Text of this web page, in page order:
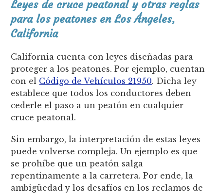
Leyes de cruce peatonal y otras reglas
para los peatones en Los Ángeles,
California
California cuenta con leyes diseñadas para
proteger a los peatones. Por ejemplo, cuentan
con el Código de Vehículos 21950. Dicha ley
establece que todos los conductores deben
cederle el paso a un peatón en cualquier
cruce peatonal.
Sin embargo, la interpretación de estas leyes
puede volverse compleja. Un ejemplo es que
se prohíbe que un peatón salga
repentinamente a la carretera. Por ende, la
ambigüedad y los desafíos en los reclamos de